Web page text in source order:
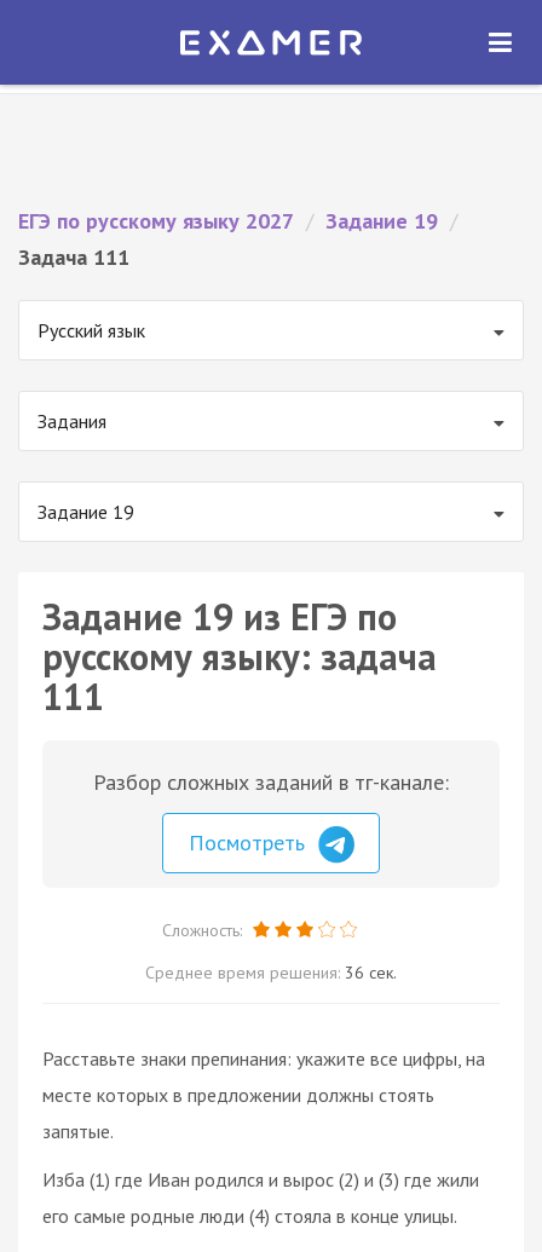
Экзамер — ЕГЭ 2027
ОТКРЫТЬ
ЕГЭ по русскому языку 2027 / Задание 19 /
Задача 111
Русский язык
Задания
Задание 19
Задание 19 из ЕГЭ по
русскому языку: задача
111
Разбор сложных заданий в тг-канале:
Посмотреть
Сложность:
Среднее время решения: 36 сек.
Расставьте знаки препинания: укажите все цифры, на
месте которых в предложении должны стоять
запятые.
Изба (1) где Иван родился и вырос (2) и (3) где жили
его самые родные люди (4) стояла в конце улицы.